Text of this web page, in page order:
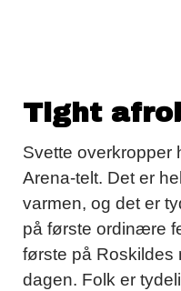
Tight
Svette overkropper
Arena-telt. Det er
varmen, og det er
på første ordinære
første på Roskildes
dagen. Folk er